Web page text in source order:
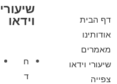
דף הבית
אודותינו
מאמרים
שיעורי וידאו
צפייה
שיעורי
וידאו
ח
ד